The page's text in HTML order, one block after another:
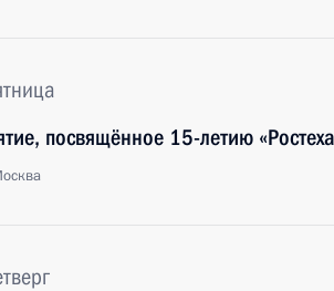
посвящённое 15-летию